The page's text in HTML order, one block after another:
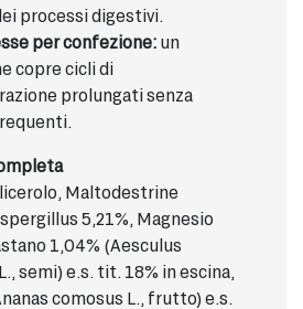
processi digestivi.
per confezione: un
copre cicli di
prolungati senza
Maltodestrine
5,21%, Magnesio
1,04% (Aesculus
semi) e.s. tit. 18% in escina,
comosus L., frutto) e.s.